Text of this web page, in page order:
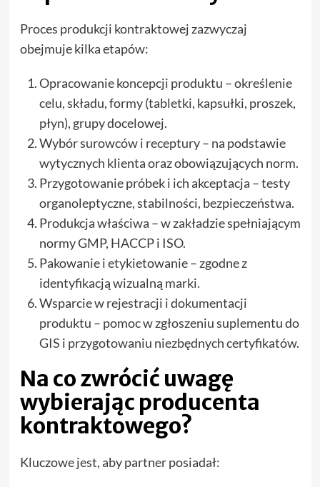
Proces produkcji kontraktowej zazwyczaj
obejmuje kilka etapów:
Opracowanie koncepcji produktu – określenie
celu, składu, formy (tabletki, kapsułki, proszek,
płyn), grupy docelowej.
Wybór surowców i receptury – na podstawie
wytycznych klienta oraz obowiązujących norm.
Przygotowanie próbek i ich akceptacja – testy
organoleptyczne, stabilności, bezpieczeństwa.
Produkcja właściwa – w zakładzie spełniającym
normy GMP, HACCP i ISO.
Pakowanie i etykietowanie – zgodne z
identyfikacją wizualną marki.
Wsparcie w rejestracji i dokumentacji
produktu – pomoc w zgłoszeniu suplementu do
GIS i przygotowaniu niezbędnych certyfikatów.
Na co zwrócić uwagę
wybierając producenta
kontraktowego?
Kluczowe jest, aby partner posiadał: